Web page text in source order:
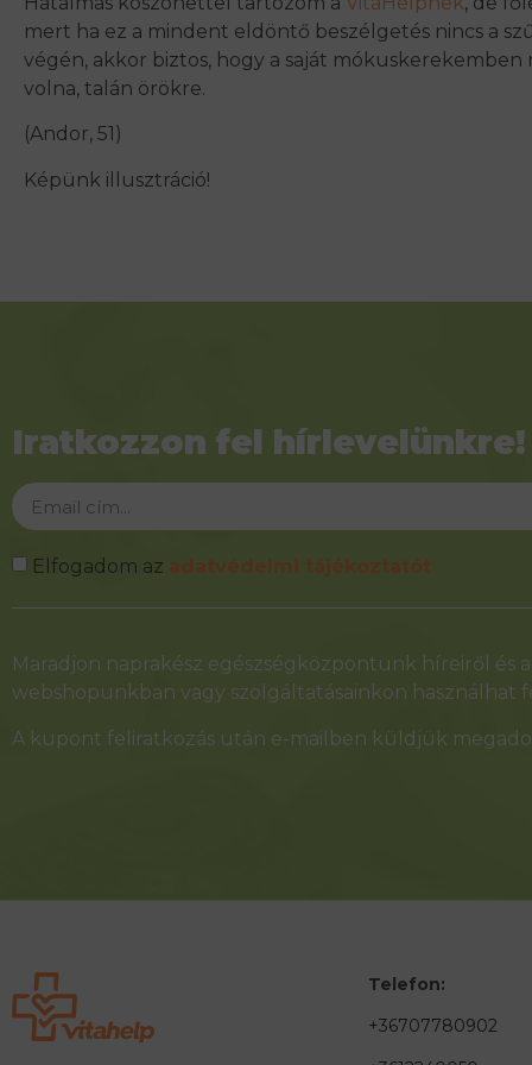
mert ha ez a mindent eldöntő beszélgetés nincs a
végén, akkor biztos, hogy a saját mókuskerekemben
volna, talán örökre.
(Andor, 51)
Képünk illusztráció!
Iratkozzon fel hírlevelünkre!
Elfogadom az
Alternative:
Maradjon naprakész egészségközpontunk híreiről
webshopunkban vagy szolgáltatásainkon használhat
A kupont feliratkozás után e-mailben küldjük
Telefon:
+36707780902